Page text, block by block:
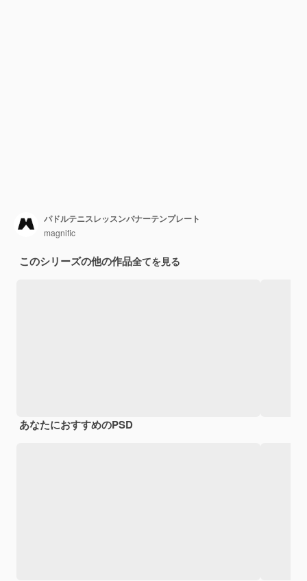
パドルテニスレッスンバナーテンプレート
magnific
このシリーズの他の作品全てを見る
あなたにおすすめのPSD